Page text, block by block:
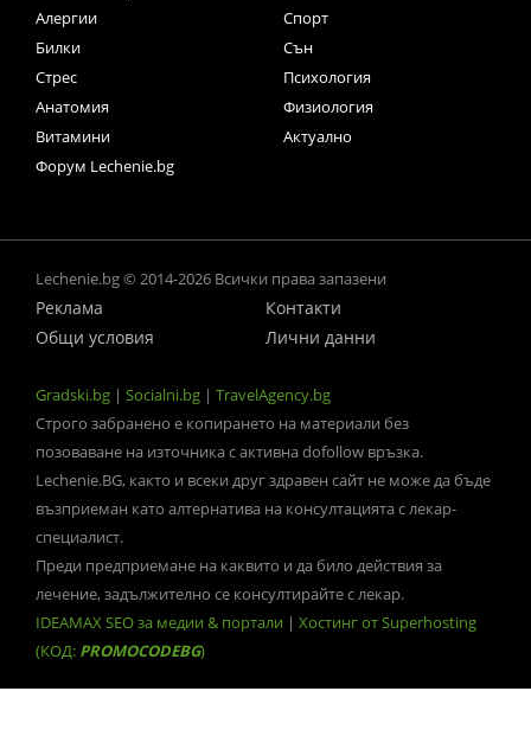
Алергии
Спорт
Билки
Сън
Стрес
Психология
Анатомия
Физиология
Витамини
Актуално
Форум Lechenie.bg
Lechenie.bg © 2014-2026 Всички права запазени
Реклама
Контакти
Общи условия
Лични данни
Gradski.bg | Socialni.bg | TravelAgency.bg
Строго забранено е копирането на материали без
позоваване на източника с активна dofollow връзка.
Lechenie.BG, както и всеки друг здравен сайт не може да бъде
възприеман като алтернатива на консултацията с лекар-
специалист.
Преди предприемане на каквито и да било действия за
лечение, задължително се консултирайте с лекар.
IDEAMAX SEO за медии & портали | Хостинг от Superhosting
(КОД: PROMOCODEBG)